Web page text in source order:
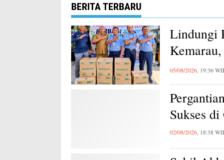
BERITA TERBARU
Lindungi
Karawang
05/08/2026, 19:36
Sukses
02/08/2026, 18:38